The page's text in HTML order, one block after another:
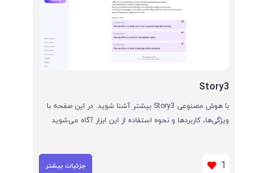
Story3
با هوش مصنوعی Story3 بیشتر آشنا شوید. در این صفحه با
ویژگی‌ها، کاربردها و نحوه استفاده از این ابزار آگاه می‌شوید
1 جزئیات بیشتر